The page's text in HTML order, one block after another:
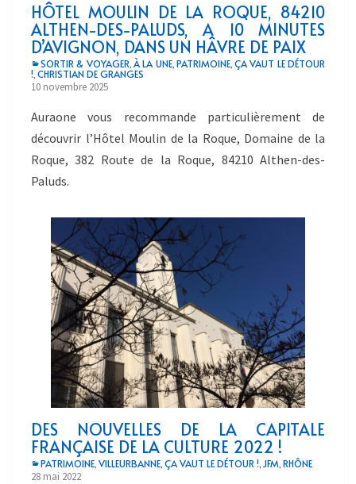
HÔTEL MOULIN DE LA ROQUE, 84210
ALTHEN-DES-PALUDS, A 10 MINUTES
D’AVIGNON, DANS UN HÂVRE DE PAIX
SORTIR & VOYAGER, À LA UNE, PATRIMOINE,ÇA VAUT LE DÉTOUR
!, CHRISTIAN DE GRANGES
10 novembre 2025
Auraone vous recommande particulièrement de
découvrir l’Hôtel Moulin de la Roque, Domaine de la
Roque, 382 Route de la Roque, 84210 Althen-des-
Paluds.
DES NOUVELLES DE LA CAPITALE
FRANÇAISE DE LA CULTURE 2022 !
PATRIMOINE, VILLEURBANNE, ÇA VAUT LE DÉTOUR !, JFM, RHÔNE
28 mai 2022